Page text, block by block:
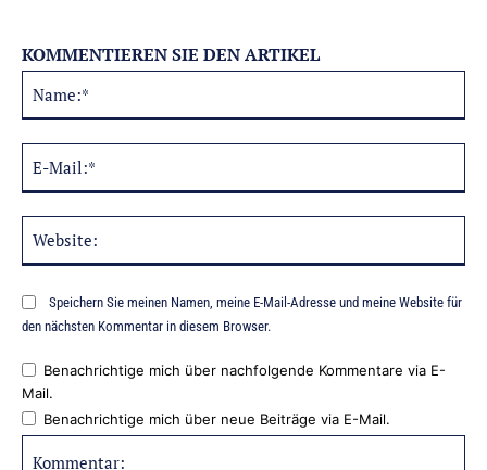
KOMMENTIEREN SIE DEN ARTIKEL
Speichern Sie meinen Namen, meine E-Mail-Adresse und meine Website für
den nächsten Kommentar in diesem Browser.
Benachrichtige mich über nachfolgende Kommentare via E-
Mail.
Benachrichtige mich über neue Beiträge via E-Mail.